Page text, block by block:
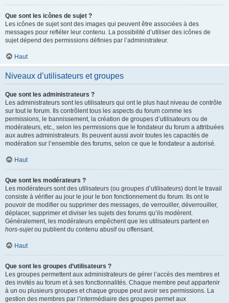
Que sont les icônes de sujet ?
Les icônes de sujet sont des images qui peuvent être associées à des
messages pour refléter leur contenu. La possibilité d’utiliser des icônes de
sujet dépend des permissions définies par l’administrateur.
Haut
Niveaux d’utilisateurs et groupes
Que sont les administrateurs ?
Les administrateurs sont les utilisateurs qui ont le plus haut niveau de contrôle
sur tout le forum. Ils contrôlent tous les aspects du forum comme les
permissions, le bannissement, la création de groupes d’utilisateurs ou de
modérateurs, etc., selon les permissions que le fondateur du forum a attribuées
aux autres administrateurs. Ils peuvent aussi avoir toutes les capacités de
modération sur l’ensemble des forums, selon ce que le fondateur a autorisé.
Haut
Que sont les modérateurs ?
Les modérateurs sont des utilisateurs (ou groupes d’utilisateurs) dont le travail
consiste à vérifier au jour le jour le bon fonctionnement du forum. Ils ont le
pouvoir de modifier ou supprimer des messages, de verrouiller, déverrouiller,
déplacer, supprimer et diviser les sujets des forums qu’ils modèrent.
Généralement, les modérateurs empêchent que les utilisateurs partent en
hors-sujetou publient du contenu abusif ou offensant.
Haut
Que sont les groupes d’utilisateurs ?
Les groupes permettent aux administrateurs de gérer l’accès des membres et
des invités au forum et à ses fonctionnalités. Chaque membre peut appartenir
à un ou plusieurs groupes et chaque groupe peut avoir ses permissions. La
gestion des membres par l’intermédiaire des groupes permet aux